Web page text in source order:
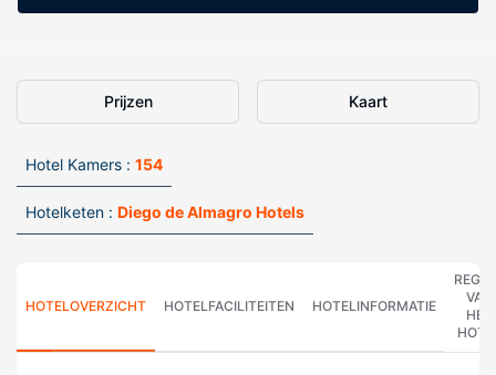
Prijzen Kaart
Hotel Kamers : 154
Hotelketen : Diego de Almagro Hotels
HOTELOVERZICHT HOTELFACILITEITEN HOTELINFORMATIE
VAN
HET